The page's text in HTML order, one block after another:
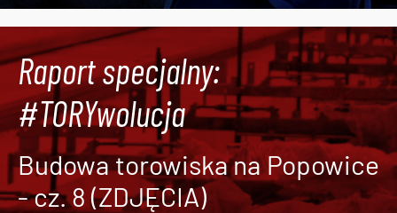
Raport specjalny:
#TORYwolucja
Budowa torowiska na Popowice
- cz. 8 (ZDJĘCIA)